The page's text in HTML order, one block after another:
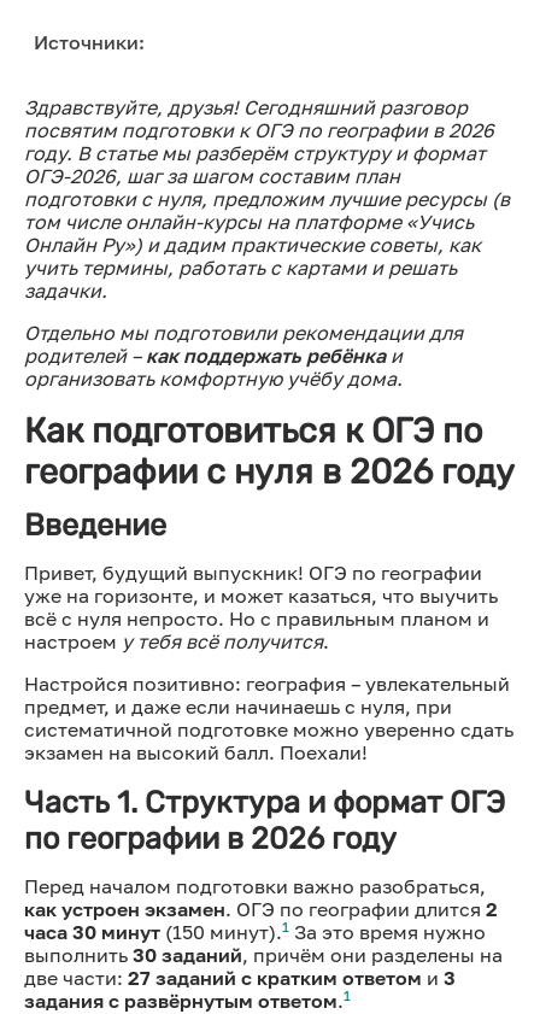
Источники:
Здравствуйте, друзья! Сегодняшний разговор
посвятим подготовки к ОГЭ по географии в 2026
году. В статье мы разберём структуру и формат
ОГЭ-2026, шаг за шагом составим план
подготовки с нуля, предложим лучшие ресурсы (в
том числе онлайн-курсы на платформе «Учись
Онлайн Ру») и дадим практические советы, как
учить термины, работать с картами и решать
задачки.
Отдельно мы подготовили рекомендации для
родителей – как поддержать ребёнкаи
организовать комфортную учёбу дома.
Как подготовиться к ОГЭ по
географии с нуля в 2026 году
Введение
Привет, будущий выпускник! ОГЭ по географии
уже на горизонте, и может казаться, что выучить
всё с нуля непросто. Но с правильным планом и
настроем у тебя всё получится.
Настройся позитивно: география – увлекательный
предмет, и даже если начинаешь с нуля, при
систематичной подготовке можно уверенно сдать
экзамен на высокий балл. Поехали!
Часть 1. Структура и формат ОГЭ
по географии в 2026 году
Перед началом подготовки важно разобраться,
как устроен экзамен. ОГЭ по географии длится 2
часа 30 минут (150 минут).1 За это время нужно
выполнить 30 заданий, причём они разделены на
две части: 27 заданий с кратким ответом и 3
задания с развёрнутым ответом.1